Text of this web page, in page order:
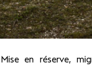
Mise en réserve,